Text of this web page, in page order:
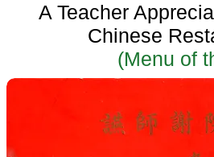
A Teacher
Chinese
(Menu of